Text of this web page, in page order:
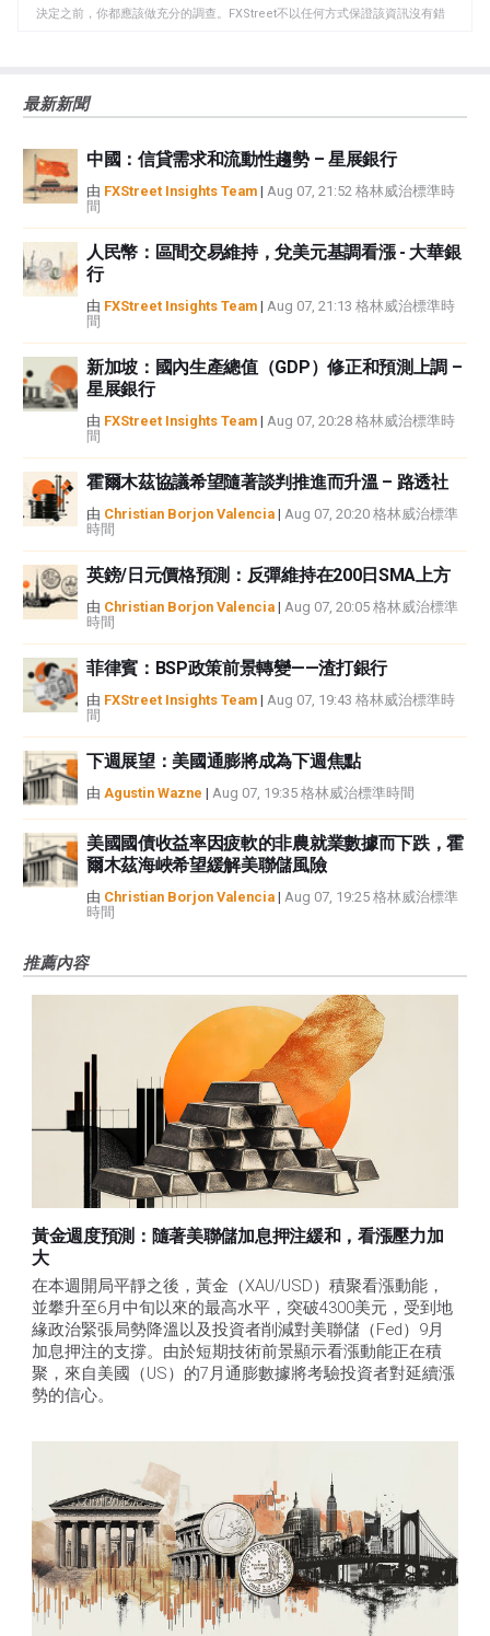
板
決定之前，你都應該做充分的調查。FXStreet不以任何方式保證該資訊沒有錯
觀點，並不代表FXStreet或其廣告商的官方政策或立場。作者不對本頁連結的
如果文章正文中沒有明確提到，在撰寫本文時，作者在本文中提到的任何股票
中都沒有頭寸，也沒有與文中提到的任何公司有業務關係。除了FXStreet，作
者沒有收到撰寫這篇文章的報酬。
FXStreet和作者不提供個性化的建議。作者對該資訊的準確性、完整性或適用
性不作任何陳述。FXStreet和作者將不承擔任何錯誤，遺漏或任何損失，傷害
或損害由此資訊及其顯示或使用引起的。錯誤和遺漏除外。本文作者和
FXStreet並非註冊投資顧問，本文內容無意提供任何投資建議。
最新新聞
中國：信貸需求和流動性趨勢 – 星展銀行
由 FXStreet Insights Team | Aug 07, 21:52 格林威治標準時
間
人民幣：區間交易維持，兌美元基調看漲 - 大華銀
行
由 FXStreet Insights Team | Aug 07, 21:13 格林威治標準時
間
新加坡：國內生產總值（GDP）修正和預測上調 –
星展銀行
由 FXStreet Insights Team | Aug 07, 20:28 格林威治標準時
間
霍爾木茲協議希望隨著談判推進而升溫 – 路透社
由 Christian Borjon Valencia | Aug 07, 20:20 格林威治標準
時間
英鎊/日元價格預測：反彈維持在200日SMA上方
由 Christian Borjon Valencia | Aug 07, 20:05 格林威治標準
時間
菲律賓：BSP政策前景轉變——渣打銀行
由 FXStreet Insights Team | Aug 07, 19:43 格林威治標準時
間
下週展望：美國通膨將成為下週焦點
由 Agustin Wazne | Aug 07, 19:35 格林威治標準時間
美國國債收益率因疲軟的非農就業數據而下跌，霍
爾木茲海峽希望緩解美聯儲風險
由 Christian Borjon Valencia | Aug 07, 19:25 格林威治標準
時間
推薦內容
黃金週度預測：隨著美聯儲加息押注緩和，看漲壓力加
大
在本週開局平靜之後，黃金（XAU/USD）積聚看漲動能，
並攀升至6月中旬以來的最高水平，突破4300美元，受到地
緣政治緊張局勢降溫以及投資者削減對美聯儲（Fed）9月
加息押注的支撐。由於短期技術前景顯示看漲動能正在積
聚，來自美國（US）的7月通膨數據將考驗投資者對延續漲
勢的信心。